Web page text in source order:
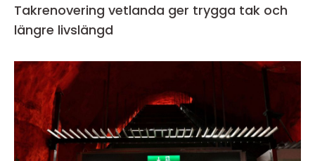
Takrenovering vetlanda ger trygga tak och
längre livslängd